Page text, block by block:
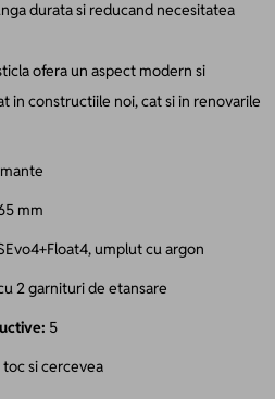
durata si reducand necesitatea
ofera un aspect modern si
in constructiile noi, cat si in renovarile
mm
umplut cu argon
2 garnituri de etansare
5
toc si cercevea